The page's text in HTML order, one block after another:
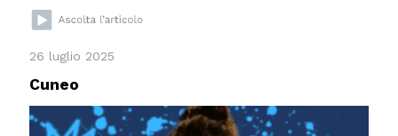
26 luglio 2025
Cuneo